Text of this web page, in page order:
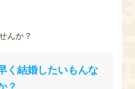
んか？
く結婚したいもんな